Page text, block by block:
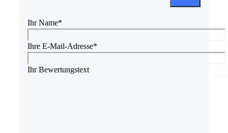
Ihr Name*
Ihre E-Mail-Adresse*
Ihr Bewertungstext